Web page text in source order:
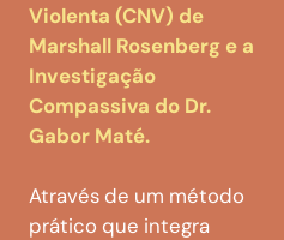
Violenta (CNV) de
Marshall Rosenberg e a
Investigação
Compassiva do Dr.
Gabor Maté.
Através de um método
prático que integra